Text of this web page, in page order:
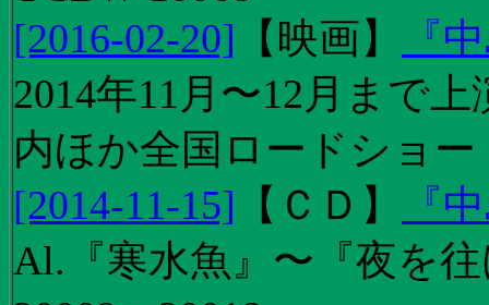
[2016-02-20] 【 映画】
『
2014年11月〜12月まで
内ほか全国ロードショー
[2014-11-15] 【 ＣＤ 】
『
Al.『寒水魚』〜『夜を